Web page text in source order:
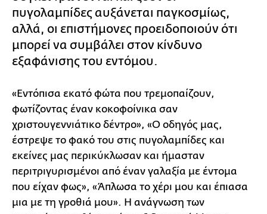
πυγολαμπίδες αυξάνεται παγκοσμίως,
αλλά, οι επιστήμονες προειδοποιούν ότι
μπορεί να συμβάλει στον κίνδυνο
εξαφάνισης του εντόμου.
«Εντόπισα εκατό φώτα που τρεμοπαίζουν,
φωτίζοντας έναν κοκοφοίνικα σαν
χριστουγεννιάτικο δέντρο», «Ο οδηγός μας,
έστρεψε το φακό του στις πυγολαμπίδες και
εκείνες μας περικύκλωσαν και ήμασταν
περιτριγυρισμένοι από έναν γαλαξία με έντομα
που είχαν φως», «Άπλωσα το χέρι μου και έπιασα
μια με τη γροθιά μου». Η ανάγνωση των